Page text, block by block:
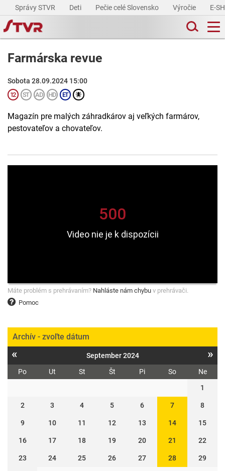
Správy STVR Deti Pečie celé Slovensko Výročie E-
Farmárska revue
Sobota 28.09.2024 15:00
Magazín pre malých záhradkárov aj veľkých farmárov,
pestovateľov a chovateľov.
Pomoc
Máte problém s prehrávaním? Nahláste nám chybu v prehrávači.
Archív - zvoľte dátum
« September 2024 »
Po Ut St Št Pi So
Ne
1
2 3 4 5 6 7 8
9 10 11 12 13 14 15
16 17 18 19 20 21 22
23 24 25 26 27 28 29